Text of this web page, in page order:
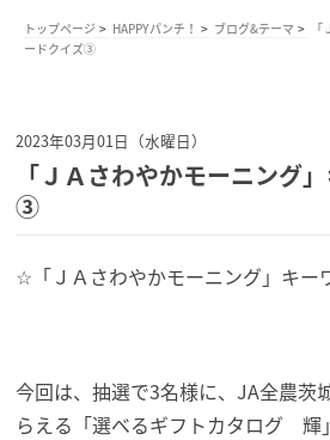
トップページ HAPPYパンチ！ ブログ&テーマ
ードクイズ③
2023年03月01日（水曜日）
「ＪＡさわやかモーニング
③
☆「ＪＡさわやかモーニング」キー
今回は、抽選で3名様に、JA全農茨
らえる「選べるギフトカタログ 輝」